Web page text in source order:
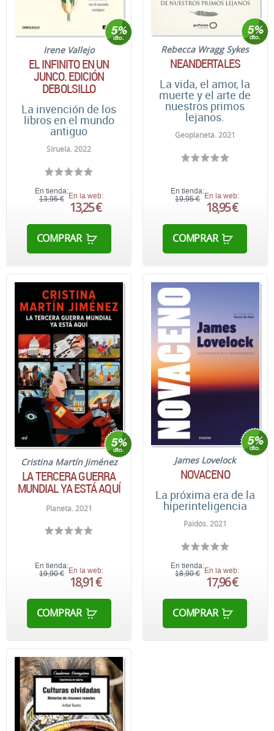
Irene Vallejo
EL INFINITO EN UN
JUNCO. EDICIÓN
DEBOLSILLO
La invención de los
libros en el mundo
antiguo
Siruela. 2022
En tienda:
13,95 € En la web:
13,25 €
COMPRAR
Rebecca Wragg Sykes
NEANDERTALES
La vida, el amor, la
muerte y el arte de
nuestros primos
lejanos.
Geoplaneta. 2021
En tienda:
19,95 €
En la web:
18,95 €
COMPRAR
Cristina Martín Jiménez
LA TERCERA GUERRA
MUNDIAL YA ESTÁ AQUÍ
Planeta. 2021
En tienda:
19,90 € En la web:
18,91 €
COMPRAR
James Lovelock
NOVACENO
La próxima era de la
hiperinteligencia
Paidós. 2021
En tienda:
18,90 €
En la web:
17,96 €
COMPRAR